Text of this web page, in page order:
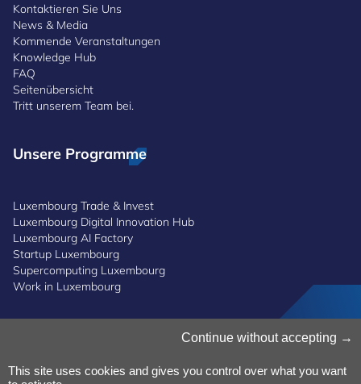
Kontaktieren Sie Uns
News & Media
Kommende Veranstaltungen
Knowledge Hub
FAQ
Seitenübersicht
Tritt unserem Team bei.
Unsere Programme
Luxembourg Trade & Invest
Luxembourg Digital Innovation Hub
Luxembourg AI Factory
Startup Luxembourg
Supercomputing Luxembourg
Work in Luxembourg
Datenschutz
Continue without accepting
This site uses cookies and gives you control over what you want